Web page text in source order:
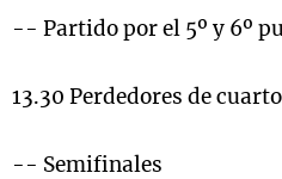
-- Partido por el 5º y 6º
13.30 Perdedores de
-- Semifinales